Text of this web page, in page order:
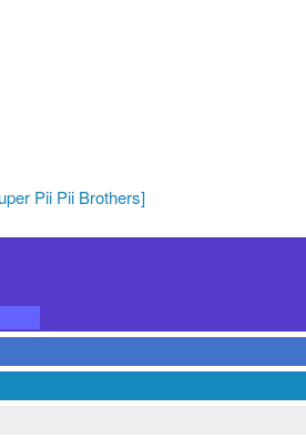
Pii Pii Brothers]